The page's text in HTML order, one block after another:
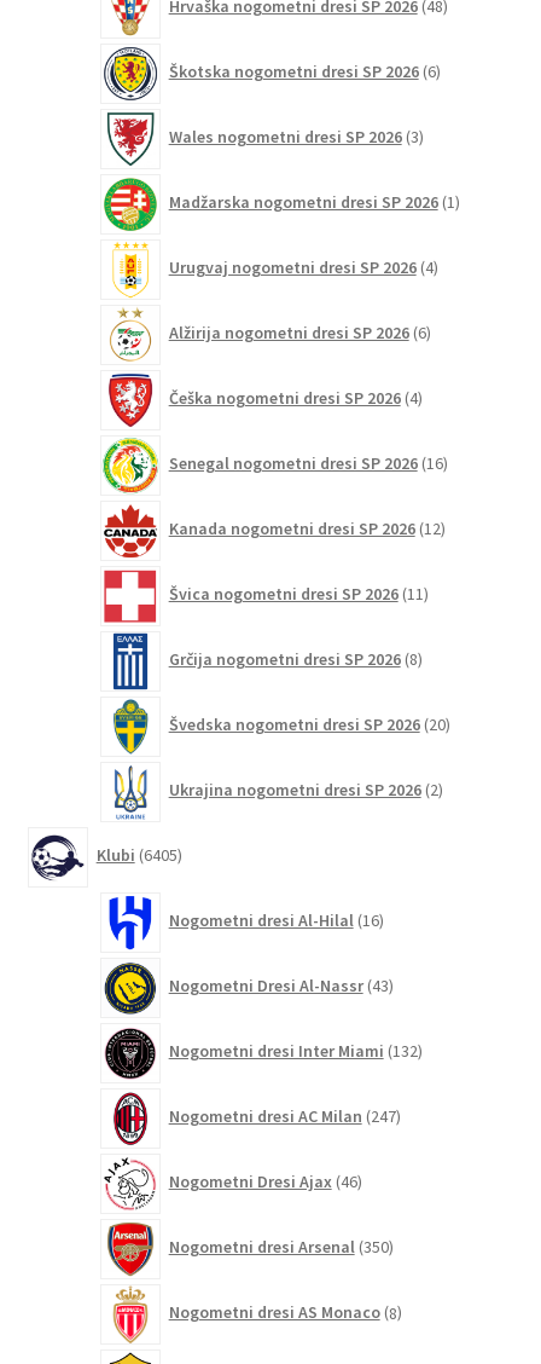
Hrvaška nogometni dresi SP 2026 48izdelkov
Škotska nogometni dresi SP 2026 6izdelkov
Wales nogometni dresi SP 2026 3izdelki
Madžarska nogometni dresi SP 2026 1izdelek
Urugvaj nogometni dresi SP 2026 4izdelki
Alžirija nogometni dresi SP 2026 6izdelkov
Češka nogometni dresi SP 2026 4izdelki
Senegal nogometni dresi SP 2026 16izdelkov
Kanada nogometni dresi SP 2026 12izdelkov
Švica nogometni dresi SP 2026 11izdelkov
Grčija nogometni dresi SP 2026 8izdelkov
Švedska nogometni dresi SP 2026 20izdelkov
Ukrajina nogometni dresi SP 2026 2izdelka
Klubi 6405izdelkov
Nogometni dresi Al-Hilal 16izdelkov
Nogometni Dresi Al-Nassr 43izdelkov
Nogometni dresi Inter Miami 132izdelkov
Nogometni dresi AC Milan 247izdelkov
Nogometni Dresi Ajax 46izdelkov
Nogometni dresi Arsenal 350izdelkov
Nogometni dresi AS Monaco 8izdelkov